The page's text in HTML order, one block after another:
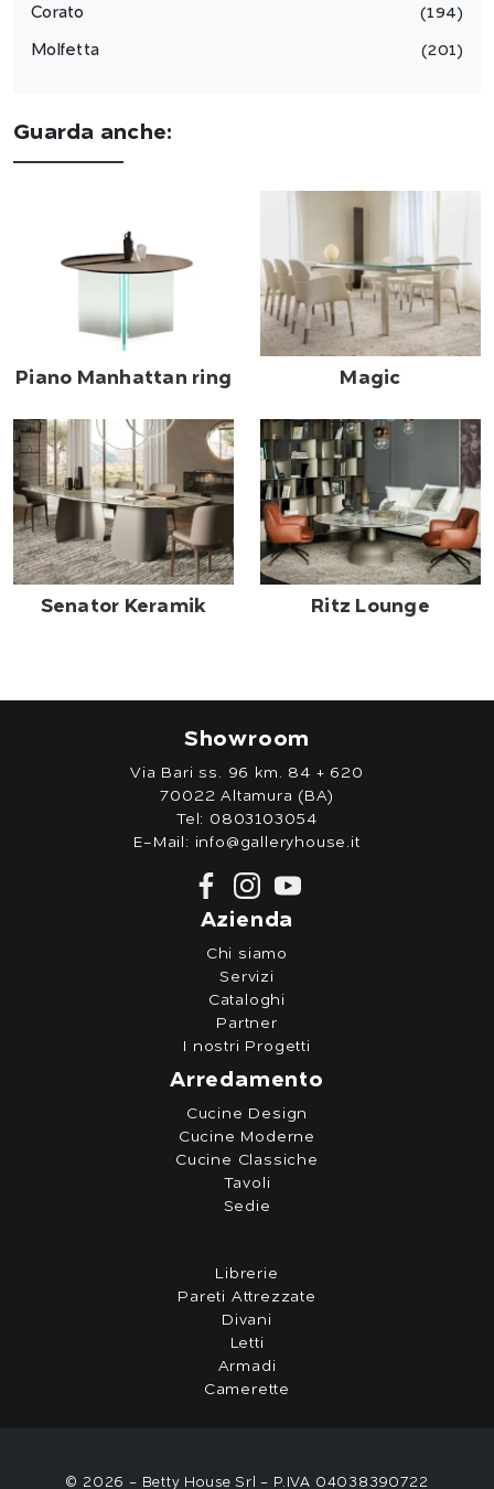
Corato 194
Molfetta 201
Guarda anche:
Piano Manhattan ring Magic
Senator Keramik Ritz Lounge
Showroom
Via Bari ss. 96 km. 84 + 620
70022 Altamura (BA)
Tel: 0803103054
E-Mail: info@galleryhouse.it
Azienda
Chi siamo
Servizi
Cataloghi
Partner
I nostri Progetti
Arredamento
Cucine Design
Cucine Moderne
Cucine Classiche
Tavoli
Sedie
Librerie
Pareti Attrezzate
Divani
Letti
Armadi
Camerette
© 2026 - Betty House Srl - P.IVA 04038390722